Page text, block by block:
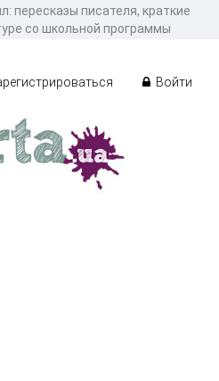
пересказы писателя, краткие
со школьной программы
Войти